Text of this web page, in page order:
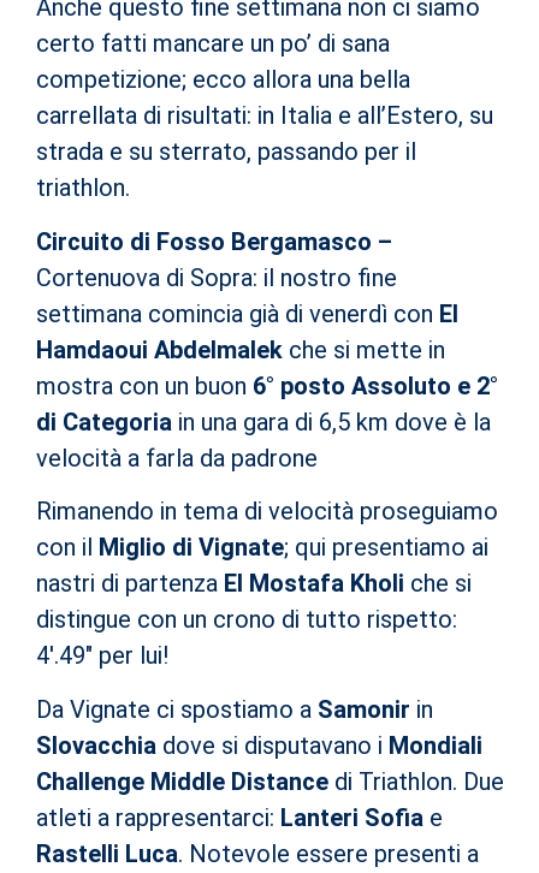
Anche questo fine settimana non ci siamo
certo fatti mancare un po’ di sana
competizione; ecco allora una bella
carrellata di risultati: in Italia e all’Estero, su
strada e su sterrato, passando per il
triathlon.
Circuito di Fosso Bergamasco –
Cortenuova di Sopra: il nostro fine
settimana comincia già di venerdì con El
Hamdaoui Abdelmalek che si mette in
mostra con un buon 6° posto Assoluto e 2°
di Categoria in una gara di 6,5 km dove è la
velocità a farla da padrone
Rimanendo in tema di velocità proseguiamo
con il Miglio di Vignate; qui presentiamo ai
nastri di partenza El Mostafa Kholi che si
distingue con un crono di tutto rispetto:
4′.49″ per lui!
Da Vignate ci spostiamo a Samonir in
Slovacchia dove si disputavano i Mondiali
Challenge Middle Distance di Triathlon. Due
atleti a rappresentarci: Lanteri Sofia e
Rastelli Luca. Notevole essere presenti a